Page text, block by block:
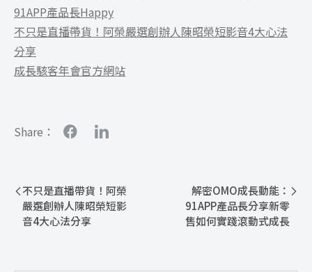
91APP產品長Happy
不只是直播帶貨！阿榮嚴選創辦人陳昭榮短影音4大心法
分享
成長駭客年會官方網站
Share：
不只是直播帶貨！阿榮
嚴選創辦人陳昭榮短影
音4大心法分享
解密OMO成長動能：
91APP產品長分享新零
售如何實踐滾動式成長